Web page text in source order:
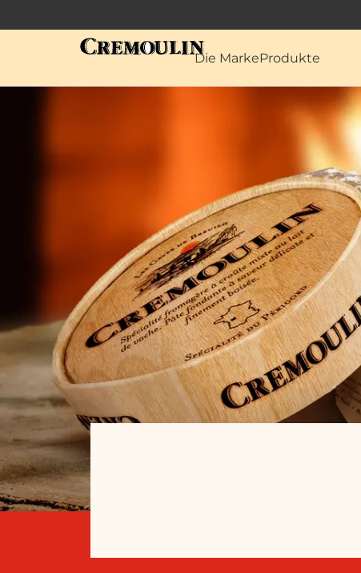
Die MarkeProdukte